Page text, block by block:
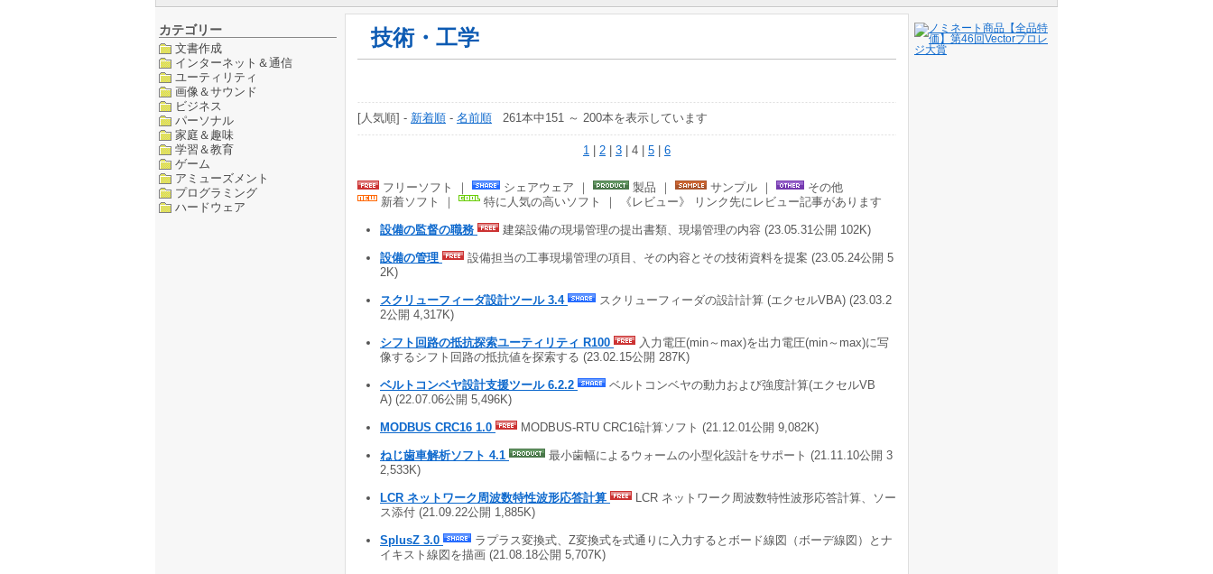
カテゴリー
文書作成
インターネット＆通信
ユーティリティ
画像＆サウンド
ビジネス
パーソナル
家庭＆趣味
学習＆教育
ゲーム
アミューズメント
プログラミング
ハードウェア
技術・工学
[人気順] - 新着順 - 名前順 261本中151 ～ 200本を表示しています
1 | 2 | 3 | 4 | 5 | 6
フリーソフト ｜ シェアウェア ｜ 製品 ｜ サンプル ｜
その他
新着ソフト ｜
特に人気の高いソフト ｜ 《レビュー》 リンク先にレビュー記事があります
設備の監督の職務 建築設備の現場管理の提出書類、現場管理の内容 (23.05.31公開 102K)
設備の管理
設備担当の工事現場管理の項目、その内容とその技術資料を提案 (23.05.24公開 5
2K)
スクリューフィーダ設計ツール 3.4
スクリューフィーダの設計計算 (エクセルVBA) (23.03.2
2公開 4,317K)
シフト回路の抵抗探索ユーティリティ R100
入力電圧(min～max)を出力電圧(min～max)に写
像するシフト回路の抵抗値を探索する (23.02.15公開 287K)
ベルトコンベヤ設計支援ツール 6.2.2
ベルトコンベヤの動力および強度計算(エクセルVB
A) (22.07.06公開 5,496K)
MODBUS CRC16 1.0 MODBUS-RTU CRC16計算ソフト (21.12.01公開 9,082K)
ねじ歯車解析ソフト 4.1
最小歯幅によるウォームの小型化設計をサポート (21.11.10公開 3
2,533K)
LCR ネットワーク周波数特性波形応答計算
LCR ネットワーク周波数特性波形応答計算、ソー
ス添付 (21.09.22公開 1,885K)
SplusZ 3.0
ラプラス変換式、Z変換式を式通りに入力するとボード線図（ボーデ線図）とナ
イキスト線図を描画 (21.08.18公開 5,707K)